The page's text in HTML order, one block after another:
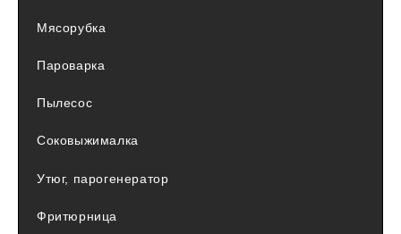
Мясорубка
Пароварка
Пылесос
Соковыжималка
Утюг, парогенератор
Фритюрница